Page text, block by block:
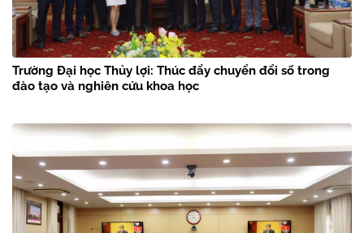
Trường Đại học Thủy lợi: Thúc đẩy chuyển đổi số trong
đào tạo và nghiên cứu khoa học